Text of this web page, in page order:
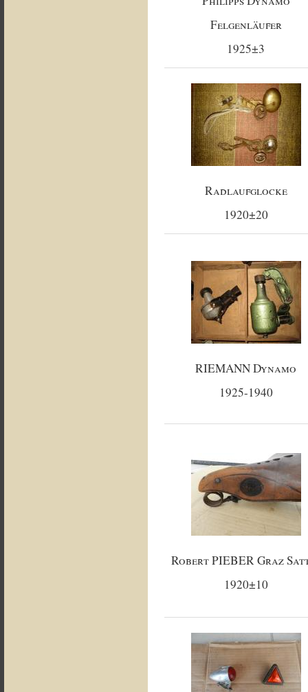
Felgenläufer
1925±3
Radlaufglocke
1920±20
RIEMANN Dynamo
1925-1940
Robert PIEBER Graz
1920±10